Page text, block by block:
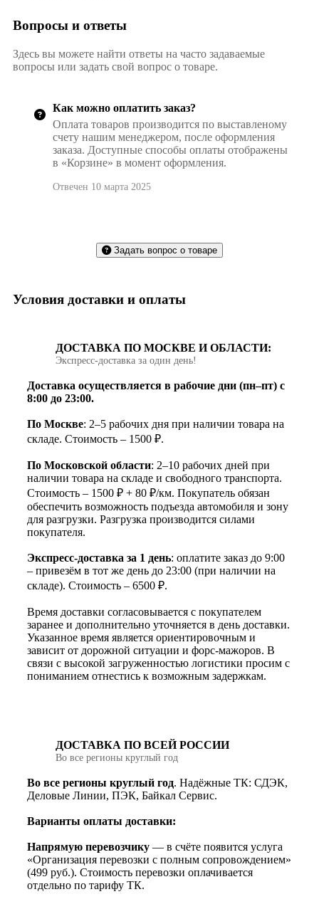
Вопросы и ответы
Здесь вы можете найти ответы на часто задаваемые
вопросы или задать свой вопрос о товаре.
Как можно оплатить заказ?
Оплата товаров производится по выставленому
счету нашим менеджером, после оформления
заказа. Доступные способы оплаты отображены
в «Корзине» в момент оформления.
Отвечен 10 марта 2025
Задать вопрос о товаре
Условия доставки и оплаты
ДОСТАВКА ПО МОСКВЕ И ОБЛАСТИ:
Экспресс‑доставка за один день!
Доставка осуществляется в рабочие дни (пн–пт) с
8:00 до 23:00.
По Москве: 2–5 рабочих дня при наличии товара на
складе. Стоимость – 1500 ₽.
По Московской области: 2–10 рабочих дней при
наличии товара на складе и свободного транспорта.
Стоимость – 1500 ₽ + 80 ₽/км. Покупатель обязан
обеспечить возможность подъезда автомобиля и зону
для разгрузки. Разгрузка производится силами
покупателя.
Экспресс-доставка за 1 день: оплатите заказ до 9:00
– привезём в тот же день до 23:00 (при наличии на
складе). Стоимость – 6500 ₽.
Время доставки согласовывается с покупателем
заранее и дополнительно уточняется в день доставки.
Указанное время является ориентировочным и
зависит от дорожной ситуации и форс-мажоров. В
связи с высокой загруженностью логистики просим с
пониманием отнестись к возможным задержкам.
ДОСТАВКА ПО ВСЕЙ РОССИИ
Во все регионы круглый год
Во все регионы круглый год. Надёжные ТК: СДЭК,
Деловые Линии, ПЭК, Байкал Сервис.
Варианты оплаты доставки:
Напрямую перевозчику — в счёте появится услуга
«Организация перевозки с полным сопровождением»
(499 руб.). Стоимость перевозки оплачивается
отдельно по тарифу ТК.